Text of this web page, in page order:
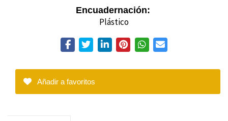
Encuadernación:
Plástico
Añadir a favoritos